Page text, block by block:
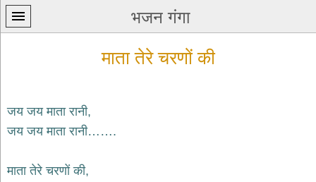
भजन गंगा
प्रथम
home
माता तेरे चरणों की
जय जय माता रानी,
जय जय माता रानी…….
माता तेरे चरणों की,